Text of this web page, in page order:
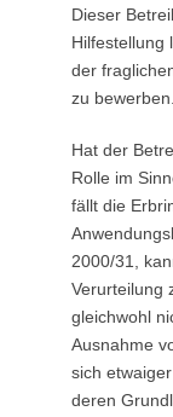
Dieser
Hilfestellung
der
zu bewerben.
Hat der
Rolle im
fällt die
2000/31,
Verurteilung
gleichwohl
Ausnahme
sich
deren